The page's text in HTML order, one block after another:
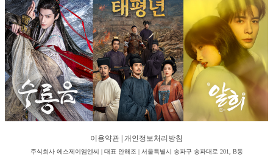
이용약관 개인정보처리방침
주식회사 에스제이엠엔씨 | 대표 안해조 | 서울특별시 송파구 송파대로 201, B동